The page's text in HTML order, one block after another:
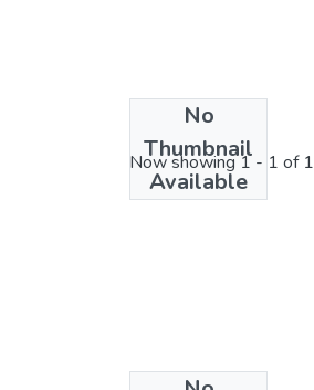
No
Thumbnail
Available
License bundle
Now showing1 - 1 of 1